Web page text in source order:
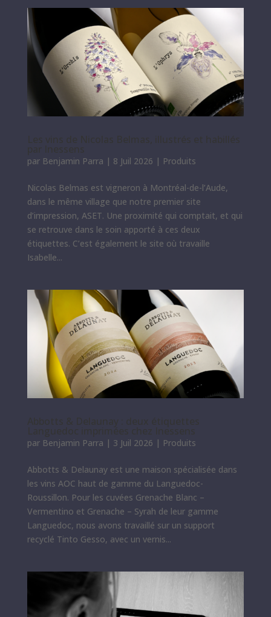
par Benjamin Parra | 8 Juil 2026 | Produits
Nicolas Belmas est vigneron à Montréal-de-l’Aude,
dans le même village que notre premier site
d’impression, ASET. Une proximité qui comptait, et qui
se retrouve dans le soin apporté à ces deux
étiquettes. C’est également le site où travaille
Isabelle...
par Benjamin Parra | 3 Juil 2026 | Produits
Abbotts & Delaunay est une maison spécialisée dans
les vins AOC haut de gamme du Languedoc-
Roussillon. Pour les cuvées Grenache Blanc –
Vermentino et Grenache – Syrah de leur gamme
Languedoc, nous avons travaillé sur un support
recyclé Tinto Gesso, avec un vernis...